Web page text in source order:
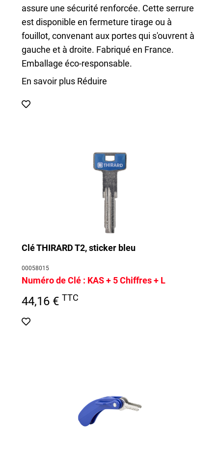
assure une sécurité renforcée. Cette serrure
est disponible en fermeture tirage ou à
fouillot, convenant aux portes qui s'ouvrent à
gauche et à droite. Fabriqué en France.
Emballage éco-responsable.
En savoir plus Réduire
Clé THIRARD T2, sticker bleu
00058015
Numéro de Clé : KAS + 5 Chiffres + L
44,16 € TTC